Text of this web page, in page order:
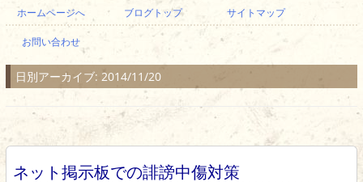
ン
テ
ン
ス
ッ
ホームページへ ブログトップ サイトマップ
お問い合わせ
日別アーカイブ: 2014/11/20
ネット掲示板での誹謗中傷対策